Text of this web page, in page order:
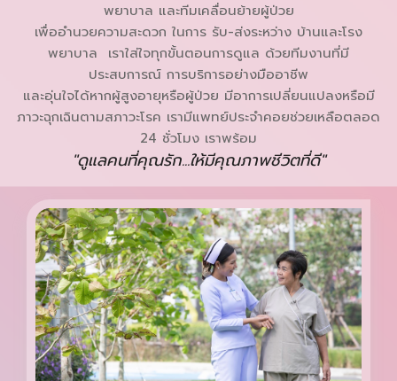
พยาบาล และทีมเคลื่อนย้ายผู้ป่วย
เพื่ออำนวยความสะดวก ในการ รับ-ส่งระหว่าง บ้านและโรง
พยาบาล เราใส่ใจทุกขั้นตอนการดูแล ด้วยทีมงานที่มี
ประสบการณ์ การบริการอย่างมืออาชีพ
และอุ่นใจได้หากผู้สูงอายุหรือผู้ป่วย มีอาการเปลี่ยนแปลงหรือมี
ภาวะฉุกเฉินตามสภาวะโรค เรามีแพทย์ประจำคอยช่วยเหลือตลอด
24 ชั่วโมง เราพร้อม
"ดูแลคนที่คุณรัก...ให้มีคุณภาพชีวิตที่ดี"